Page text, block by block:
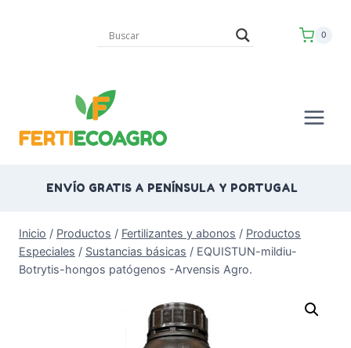
0
ENVÍO GRATIS A PENÍNSULA Y PORTUGAL
Inicio / Productos / Fertilizantes y abonos / Productos
Especiales / Sustancias básicas / EQUISTUN-mildiu-
Botrytis-hongos patógenos -Arvensis Agro.